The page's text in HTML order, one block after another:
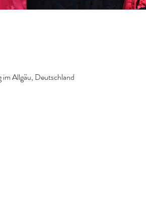
im Allgäu, Deutschland